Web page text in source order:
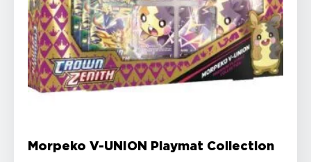
Morpeko V-UNION Playmat Collection